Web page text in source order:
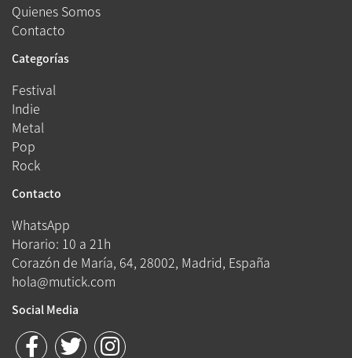
Quienes Somos
Contacto
Categorías
Festival
Indie
Metal
Pop
Rock
Contacto
WhatsApp
Horario: 10 a 21h
Corazón de María, 64, 28002, Madrid, España
hola@mutick.com
Social Media